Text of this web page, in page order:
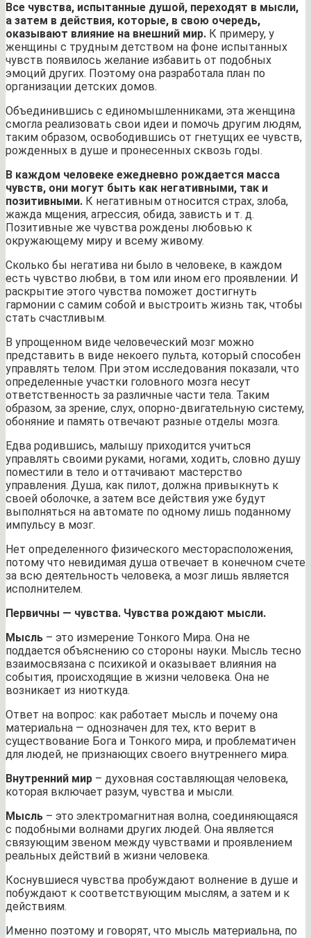
Все чувства, испытанные душой, переходят в мысли,
а затем в действия, которые, в свою очередь,
оказывают влияние на внешний мир. К примеру, у
женщины с трудным детством на фоне испытанных
чувств появилось желание избавить от подобных
эмоций других. Поэтому она разработала план по
организации детских домов.
Объединившись с единомышленниками, эта женщина
смогла реализовать свои идеи и помочь другим людям,
таким образом, освободившись от гнетущих ее чувств,
рожденных в душе и пронесенных сквозь годы.
В каждом человеке ежедневно рождается масса
чувств, они могут быть как негативными, так и
позитивными. К негативным относится страх, злоба,
жажда мщения, агрессия, обида, зависть и т. д.
Позитивные же чувства рождены любовью к
окружающему миру и всему живому.
Сколько бы негатива ни было в человеке, в каждом
есть чувство любви, в том или ином его проявлении. И
раскрытие этого чувства поможет достигнуть
гармонии с самим собой и выстроить жизнь так, чтобы
стать счастливым.
В упрощенном виде человеческий мозг можно
представить в виде некоего пульта, который способен
управлять телом. При этом исследования показали, что
определенные участки головного мозга несут
ответственность за различные части тела. Таким
образом, за зрение, слух, опорно-двигательную систему,
обоняние и память отвечают разные отделы мозга.
Едва родившись, малышу приходится учиться
управлять своими руками, ногами, ходить, словно душу
поместили в тело и оттачивают мастерство
управления. Душа, как пилот, должна привыкнуть к
своей оболочке, а затем все действия уже будут
выполняться на автомате по одному лишь поданному
импульсу в мозг.
Нет определенного физического месторасположения,
потому что невидимая душа отвечает в конечном счете
за всю деятельность человека, а мозг лишь является
исполнителем.
Первичны — чувства. Чувства рождают мысли.
Мысль – это измерение Тонкого Мира. Она не
поддается объяснению со стороны науки. Мысль тесно
взаимосвязана с психикой и оказывает влияния на
события, происходящие в жизни человека. Она не
возникает из ниоткуда.
Ответ на вопрос: как работает мысль и почему она
материальна — однозначен для тех, кто верит в
существование Бога и Тонкого мира, и проблематичен
для людей, не признающих своего внутреннего мира.
Внутренний мир – духовная составляющая человека,
которая включает разум, чувства и мысли.
Мысль – это электромагнитная волна, соединяющаяся
с подобными волнами других людей. Она является
связующим звеном между чувствами и проявлением
реальных действий в жизни человека.
Коснувшиеся чувства пробуждают волнение в душе и
побуждают к соответствующим мыслям, а затем и к
действиям.
Именно поэтому и говорят, что мысль материальна, по